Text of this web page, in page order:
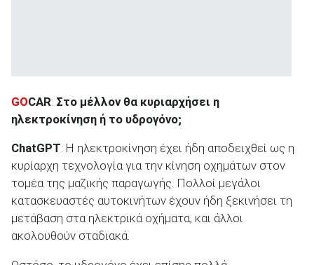
GOCAR: Στο μέλλον θα κυριαρχήσει η
ηλεκτροκίνηση ή το υδρογόνο;
ChatGPT: Η ηλεκτροκίνηση έχει ήδη αποδειχθεί ως η
κυρίαρχη τεχνολογία για την κίνηση οχημάτων στον
τομέα της μαζικής παραγωγής. Πολλοί μεγάλοι
κατασκευαστές αυτοκινήτων έχουν ήδη ξεκινήσει τη
μετάβαση στα ηλεκτρικά οχήματα, και άλλοι
ακολουθούν σταδιακά.